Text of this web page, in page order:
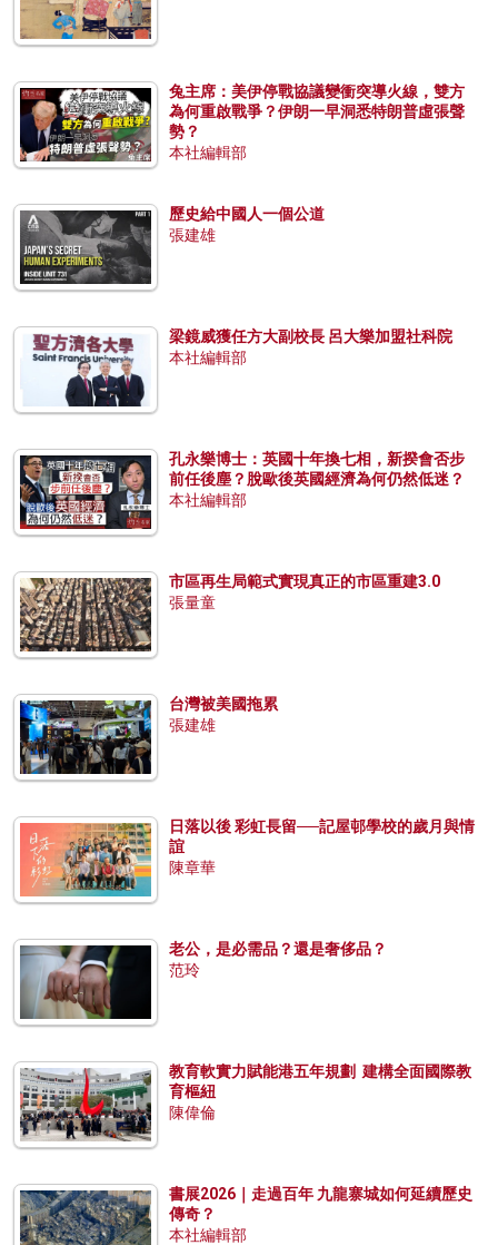
兔主席：美伊停戰協議變衝突導火線，雙方
為何重啟戰爭？伊朗一早洞悉特朗普虛張聲
勢？
本社編輯部
歷史給中國人一個公道
張建雄
梁鏡威獲任方大副校長 呂大樂加盟社科院
本社編輯部
孔永樂博士：英國十年換七相，新揆會否步
前任後塵？脫歐後英國經濟為何仍然低迷？
本社編輯部
市區再生局範式實現真正的市區重建3.0
張量童
台灣被美國拖累
張建雄
日落以後 彩虹長留──記屋邨學校的歲月與情
誼
陳章華
老公，是必需品？還是奢侈品？
范玲
教育軟實力賦能港五年規劃 建構全面國際教
育樞紐
陳偉倫
書展2026｜走過百年 九龍寨城如何延續歷史
傳奇？
本社編輯部